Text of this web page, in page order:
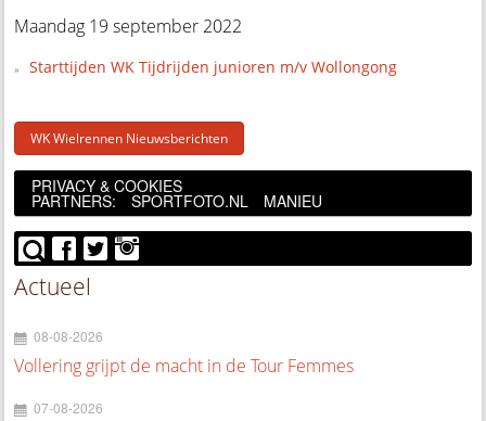
Maandag 19 september 2022
Starttijden WK Tijdrijden junioren m/v Wollongong
WK Wielrennen Nieuwsberichten
PRIVACY & COOKIES
PARTNERS: SPORTFOTO.NL MANIEU
Actueel
08-08-2026
Vollering grijpt de macht in de Tour Femmes
07-08-2026